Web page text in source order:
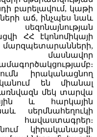
բարելավում, կաթի
աճ, ինչպես նաև
ՀՀ էկոնոմիկայի
մասնավոր
իրականացնող
են միանալ
մեկ տարվա
և հարկային
սերմնահեղուկի
կիրականացվի